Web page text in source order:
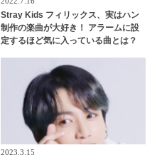
Stray Kids フィリックス、実はハン
制作の楽曲が大好き！ アラームに設
定するほど気に入っている曲とは？
良さにほっこり
2023.3.15